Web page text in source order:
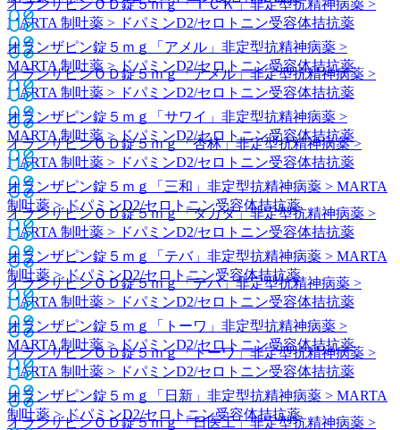
オランザピンＯＤ錠５ｍｇ「ＴＣＫ」非定型抗精神病薬 >
MARTA 制吐薬 > ドパミンD2/セロトニン受容体拮抗薬
オランザピンＯＤ錠５ｍｇ「アメル」非定型抗精神病薬 >
MARTA 制吐薬 > ドパミンD2/セロトニン受容体拮抗薬
オランザピンＯＤ錠５ｍｇ「杏林」非定型抗精神病薬 >
MARTA 制吐薬 > ドパミンD2/セロトニン受容体拮抗薬
オランザピンＯＤ錠５ｍｇ「タカタ」非定型抗精神病薬 >
MARTA 制吐薬 > ドパミンD2/セロトニン受容体拮抗薬
オランザピンＯＤ錠５ｍｇ「テバ」非定型抗精神病薬 >
MARTA 制吐薬 > ドパミンD2/セロトニン受容体拮抗薬
オランザピンＯＤ錠５ｍｇ「トーワ」非定型抗精神病薬 >
MARTA 制吐薬 > ドパミンD2/セロトニン受容体拮抗薬
オランザピンＯＤ錠５ｍｇ「日医工」非定型抗精神病薬 >
オランザピン錠５ｍｇ「アメル」 非定型抗精神病薬 >
MARTA 制吐薬 > ドパミンD2/セロトニン受容体拮抗薬
オランザピン錠５ｍｇ「サワイ」 非定型抗精神病薬 >
MARTA 制吐薬 > ドパミンD2/セロトニン受容体拮抗薬
オランザピン錠５ｍｇ「三和」 非定型抗精神病薬 > MARTA
制吐薬 > ドパミンD2/セロトニン受容体拮抗薬
オランザピン錠５ｍｇ「テバ」 非定型抗精神病薬 > MARTA
制吐薬 > ドパミンD2/セロトニン受容体拮抗薬
オランザピン錠５ｍｇ「トーワ」 非定型抗精神病薬 >
MARTA 制吐薬 > ドパミンD2/セロトニン受容体拮抗薬
オランザピン錠５ｍｇ「日新」 非定型抗精神病薬 > MARTA
制吐薬 > ドパミンD2/セロトニン受容体拮抗薬